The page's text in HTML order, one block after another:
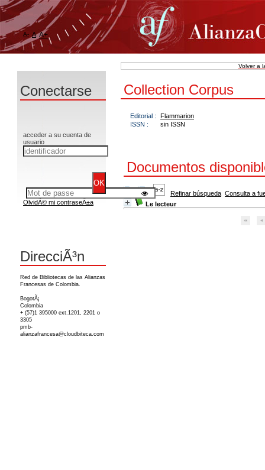
Volver a
Collection Corpus
Editorial :
Flammarion
ISSN :
sin ISSN
Documentos
Refinar búsqueda Consulta a
Le lecteur
A- A A+
Conectarse
acceder a su cuenta de
usuario
OlvidÃ© mi contraseÃ±a
DirecciÃ³n
Red de Bibliotecas de las Alianzas
Francesas de Colombia.
BogotÃ¡
Colombia
+ (57)1 395000 ext.1201, 2201 o
3305
pmb-
alianzafrancesa@cloudbiteca.com